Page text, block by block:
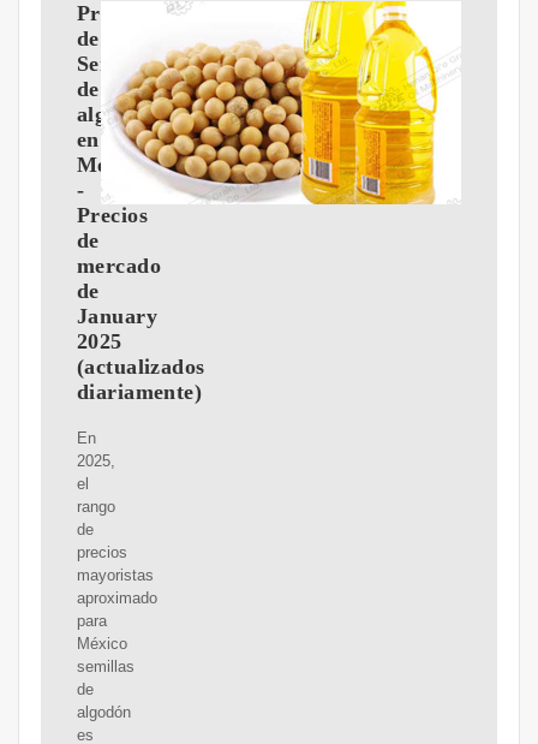
Precio
de
Semillas
de
algodón
en
México
-
Precios
de
mercado
de
January
2025
(actualizados
diariamente)
En
2025,
el
rango
de
precios
mayoristas
aproximado
para
México
semillas
de
algodón
es